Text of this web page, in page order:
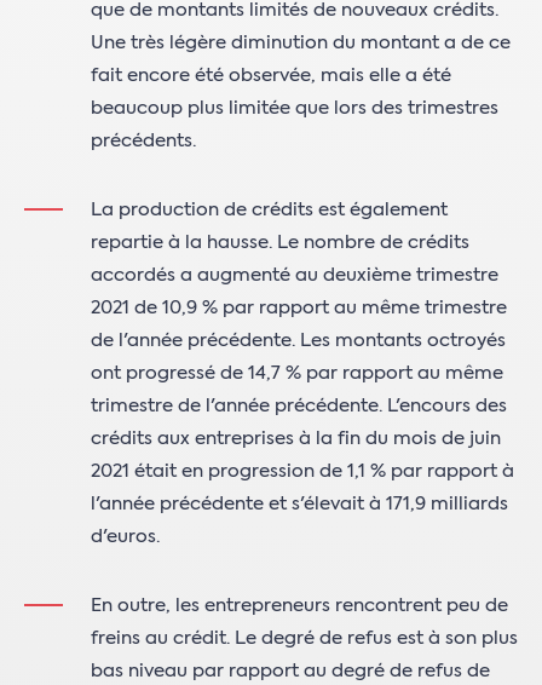
que de montants limités de nouveaux crédits.
Une très légère diminution du montant a de ce
fait encore été observée, mais elle a été
beaucoup plus limitée que lors des trimestres
précédents.
La production de crédits est également
repartie à la hausse. Le nombre de crédits
accordés a augmenté au deuxième trimestre
2021 de 10,9 % par rapport au même trimestre
de l'année précédente. Les montants octroyés
ont progressé de 14,7 % par rapport au même
trimestre de l'année précédente. L'encours des
crédits aux entreprises à la fin du mois de juin
2021 était en progression de 1,1 % par rapport à
l'année précédente et s'élevait à 171,9 milliards
d'euros.
En outre, les entrepreneurs rencontrent peu de
freins au crédit. Le degré de refus est à son plus
bas niveau par rapport au degré de refus de